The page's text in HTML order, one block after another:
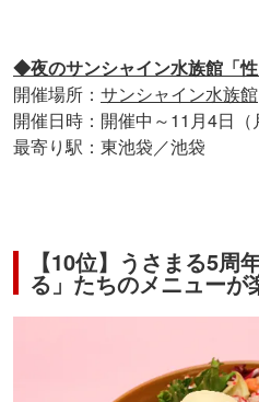
◆夜のサンシャイン水族館「性
開催場所： サンシャイン水族館
開催日時：開催中～11月4日（
最寄り駅：東池袋／池袋
【10位】うさまる5周
る」たちのメニューが